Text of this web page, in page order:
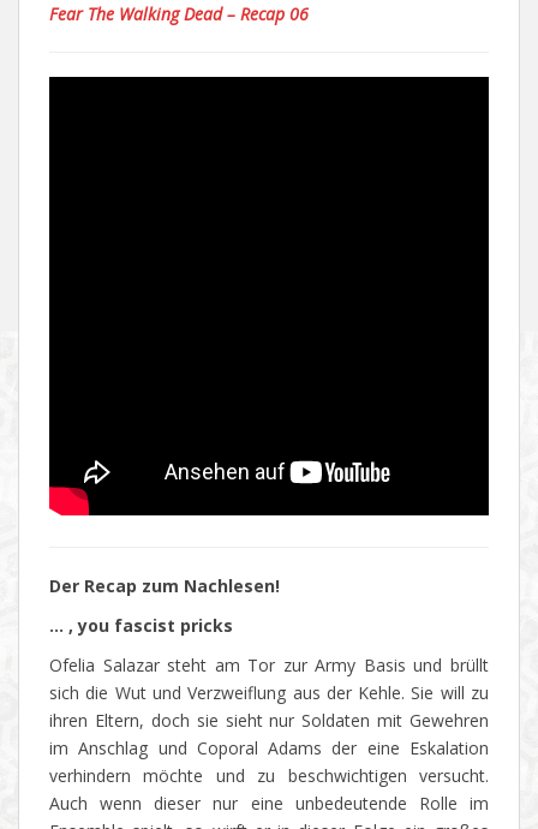
Fear The Walking Dead – Recap 06
Der Recap zum Nachlesen!
… , you fascist pricks
Ofelia Salazar steht am Tor zur Army Basis und brüllt
sich die Wut und Verzweiflung aus der Kehle. Sie will zu
ihren Eltern, doch sie sieht nur Soldaten mit Gewehren
im Anschlag und Coporal Adams der eine Eskalation
verhindern möchte und zu beschwichtigen versucht.
Auch wenn dieser nur eine unbedeutende Rolle im